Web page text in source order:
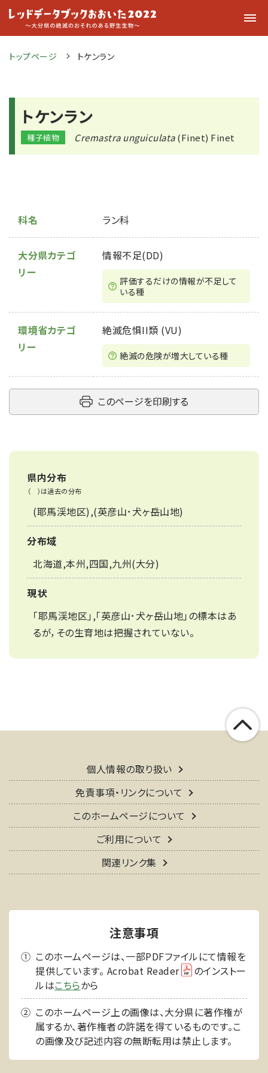
トップページ トケンラン
トケンラン
種子植物 Cremastra unguiculata(Finet) Finet
科名 ラン科
大分県カテゴ
リー
情報不足(DD)
評価するだけの情報が不⾜して
いる種
環境省カテゴ
リー
絶滅危惧II類 (VU)
絶滅の危険が増大している種
このページを印刷する
県内分布
（ ）は過去の分布
(耶馬渓地区),(英彦山･犬ヶ岳山地)
分布域
北海道,本州,四国,九州(大分)
現状
｢耶馬渓地区｣,｢英彦山･犬ヶ岳山地｣の標本はあ
るが，その生育地は把握されていない。
個人情報の取り扱い
免責事項・リンクについて
このホームページについて
ご利用について
関連リンク集
注意事項
このホームページは、一部PDFファイルにて情報を
提供しています。 Acrobat Reader
のインストー
ルはこちらから
このホームページ上の画像は、大分県に著作権が
属するか、著作権者の許諾を得ているものです。こ
の画像及び記述内容の無断転用は禁止します。